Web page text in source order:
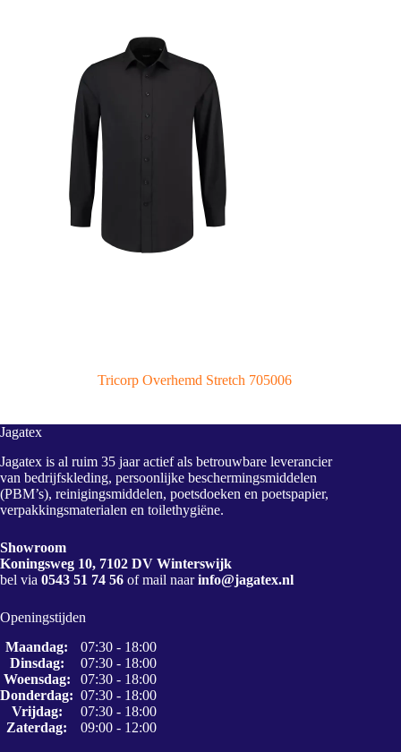
Tricorp Overhemd Stretch 705006
Jagatex
Jagatex is al ruim 35 jaar actief als betrouwbare leverancier
van bedrijfskleding, persoonlijke beschermingsmiddelen
(PBM’s), reinigingsmiddelen, poetsdoeken en poetspapier,
verpakkingsmaterialen en toilethygiëne.
Showroom
Koningsweg 10, 7102 DV Winterswijk
bel via 0543 51 74 56 of mail naarinfo@jagatex.nl
Openingstijden
Maandag:
07:30 - 18:00
Dinsdag:
07:30 - 18:00
Woensdag:
07:30 - 18:00
Donderdag: 07:30 - 18:00
Vrijdag:
07:30 - 18:00
Zaterdag:
09:00 - 12:00